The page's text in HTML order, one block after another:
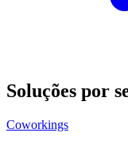
Soluções por
Coworkings